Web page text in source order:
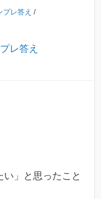
レ答え /
レ答え
い」と思ったこと